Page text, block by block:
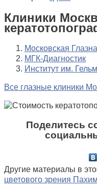
Клиники
Московская
МГК-Диагностик
Институт им.
Все глазные клиники
Поделитесь
Другие материалы в
цветового зрения